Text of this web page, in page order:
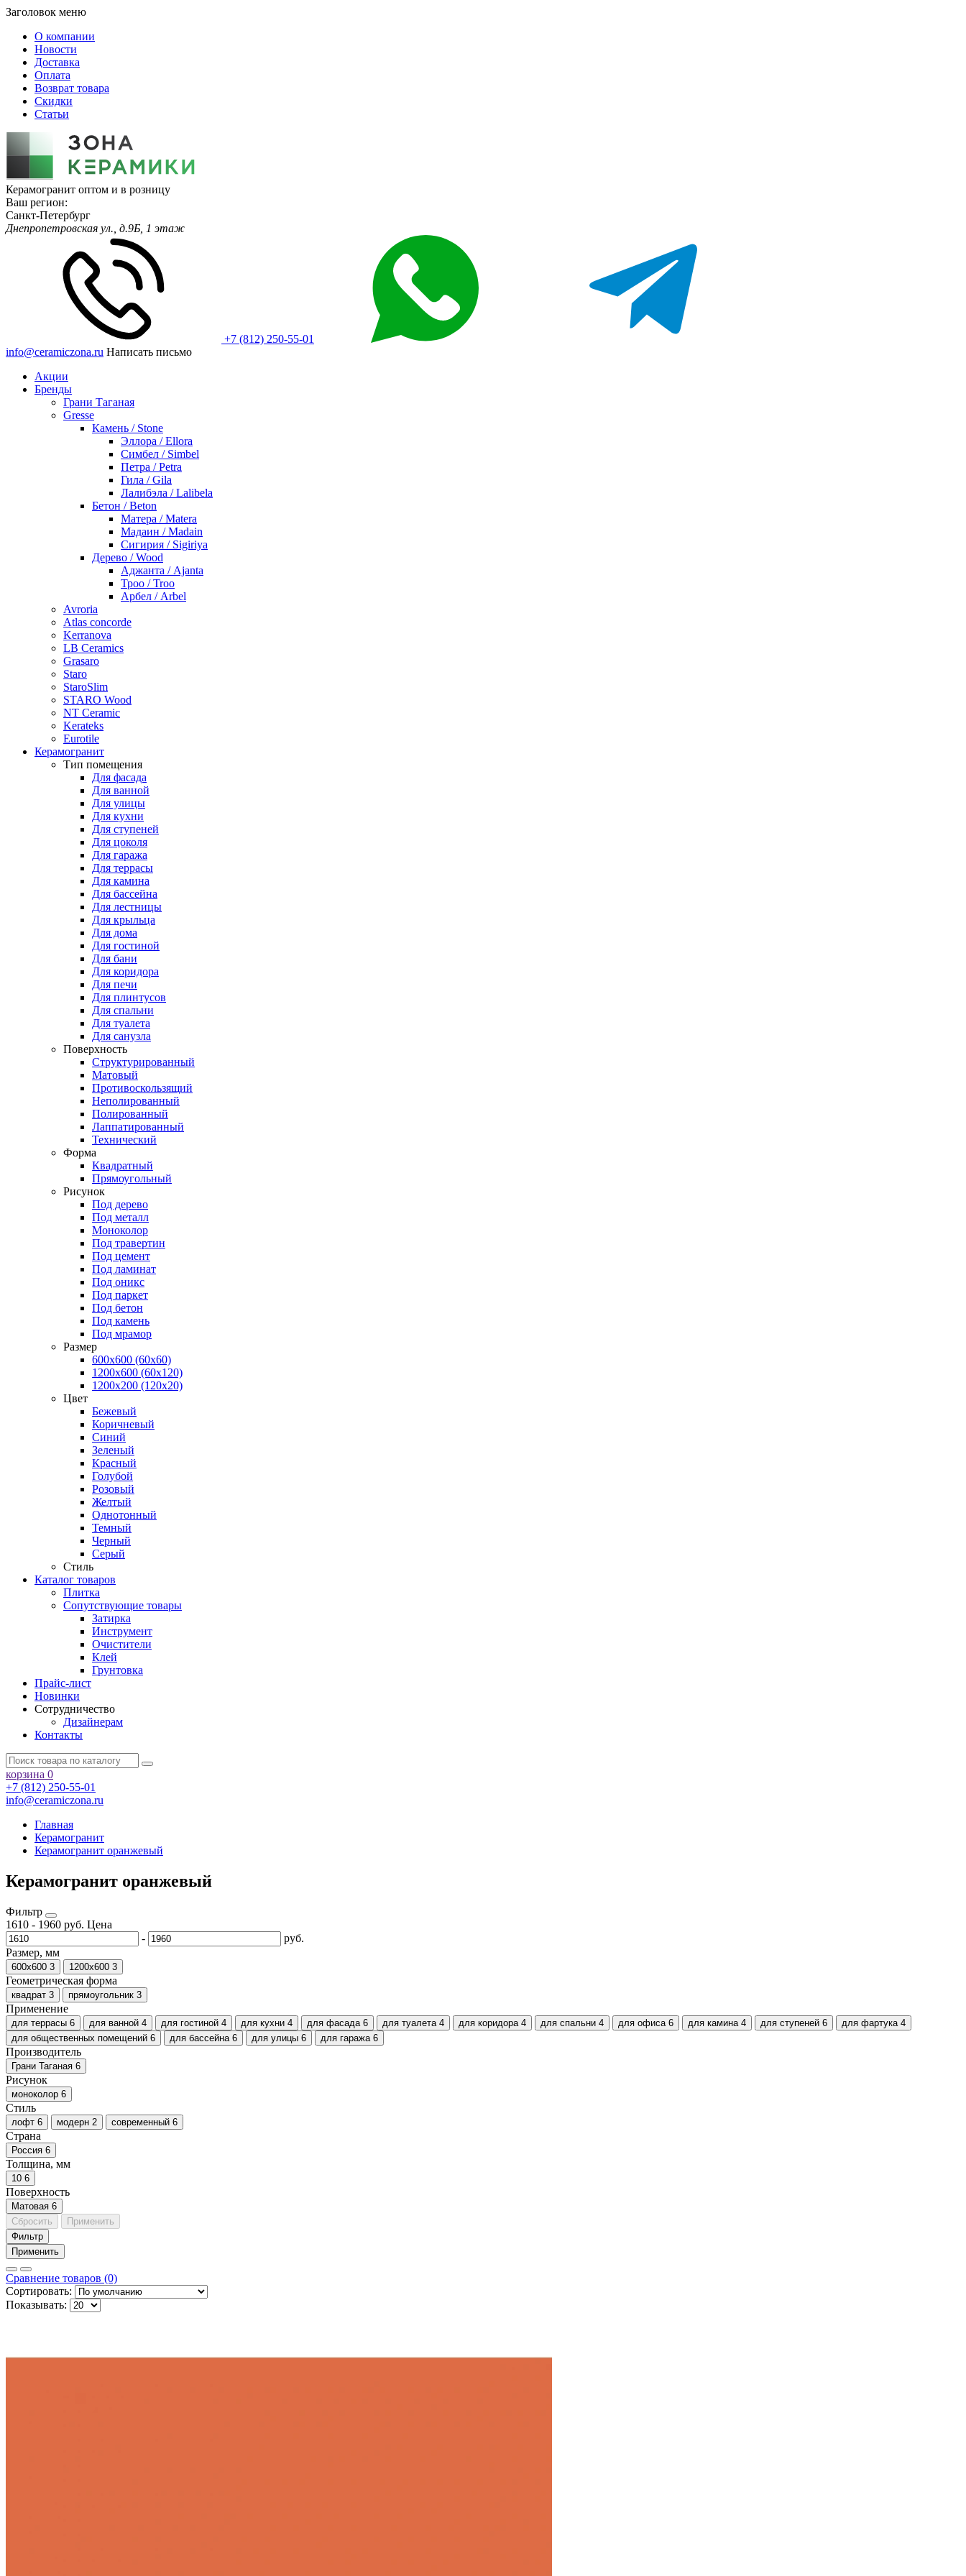
Заголовок меню
О компании
Новости
Доставка
Оплата
Возврат товара
Скидки
Статьи
Керамогранит оптом и в розницу
Ваш регион:
Санкт-Петербург
Днепропетровская ул., д.9Б, 1 этаж
+7 (812) 250-55-01
info@ceramiczona.ru Написать письмо
Акции
Бренды
Грани Таганая
Gresse
Камень / Stone
Эллора / Ellora
Симбел / Simbel
Петра / Petra
Гила / Gila
Лалибэла / Lalibela
Бетон / Beton
Матера / Matera
Мадаин / Madain
Сигирия / Sigiriya
Дерево / Wood
Аджанта / Ajanta
Троо / Troo
Арбел / Arbel
Avroria
Atlas concorde
Kerranova
LB Ceramics
Grasaro
Staro
StaroSlim
STARO Wood
NT Ceramic
Kerateks
Eurotile
Керамогранит
Тип помещения
Для фасада
Для ванной
Для улицы
Для кухни
Для ступеней
Для цоколя
Для гаража
Для террасы
Для камина
Для бассейна
Для лестницы
Для крыльца
Для дома
Для гостиной
Для бани
Для коридора
Для печи
Для плинтусов
Для спальни
Для туалета
Для санузла
Поверхность
Структурированный
Матовый
Противоскользящий
Неполированный
Полированный
Лаппатированный
Технический
Форма
Квадратный
Прямоугольный
Рисунок
Под дерево
Под металл
Моноколор
Под травертин
Под цемент
Под ламинат
Под оникс
Под паркет
Под бетон
Под камень
Под мрамор
Размер
600х600 (60х60)
1200х600 (60х120)
1200х200 (120x20)
Цвет
Бежевый
Коричневый
Синий
Зеленый
Красный
Голубой
Розовый
Желтый
Однотонный
Темный
Черный
Серый
Стиль
Каталог товаров
Плитка
Сопутствующие товары
Затирка
Инструмент
Очистители
Клей
Грунтовка
Прайс-лист
Новинки
Сотрудничество
Дизайнерам
Контакты
корзина 0
+7 (812) 250-55-01
info@ceramiczona.ru
Главная
Керамогранит
Керамогранит оранжевый
Керамогранит оранжевый
Фильтр
1610 - 1960 руб. Цена
-
руб.
Размер, мм
600х600 3 1200х600 3
Геометрическая форма
квадрат 3 прямоугольник 3
Применение
для террасы 6 для ванной 4 для гостиной 4 для кухни 4 для фасада 6 для туалета 4 для коридора 4 для спальни 4 для офиса 6 для камина 4 для ступеней 6 для фартука 4
для общественных помещений 6 для бассейна 6 для улицы 6 для гаража 6
Производитель
Грани Таганая 6
Рисунок
моноколор 6
Стиль
лофт 6 модерн 2 современный 6
Страна
Россия 6
Толщина, мм
10 6
Поверхность
Матовая 6
Сбросить
Применить
Фильтр
Применить
Сравнение товаров (0)
Сортировать:
Показывать: